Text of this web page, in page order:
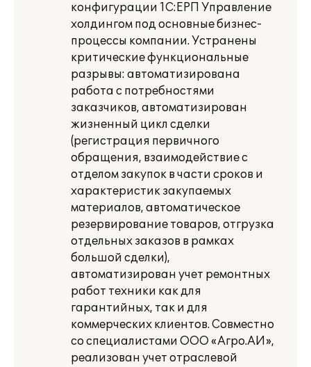
конфигурации 1С:ЕРП Управление
холдингом под основные бизнес-
процессы компании. Устранены
критические функциональные
разрывы: автоматизирована
работа с потребностями
заказчиков, автоматизирован
жизненный цикл сделки
(регистрация первичного
обращения, взаимодействие с
отделом закупок в части сроков и
характеристик закупаемых
материалов, автоматическое
резервирование товаров, отгрузка
отдельных заказов в рамках
большой сделки),
автоматизирован учет ремонтных
работ техники как для
гарантийных, так и для
коммерческих клиентов. Совместно
со специалистами ООО «Агро.АИ»,
реализован учет отраслевой